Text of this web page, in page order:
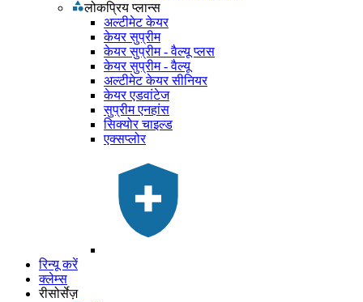
लोकप्रिय प्लान्स
अल्टीमेट केयर
केयर सुप्रीम
केयर सुप्रीम - वैल्यू प्लस
केयर सुप्रीम - वैल्यू
अल्टीमेट केयर सीनियर
केयर एडवांटेज
सुप्रीम एनहांस
सिक्योर चाइल्ड
एक्सप्लोर
रिन्यू करें
क्लेम्स
रीसोर्सेज़